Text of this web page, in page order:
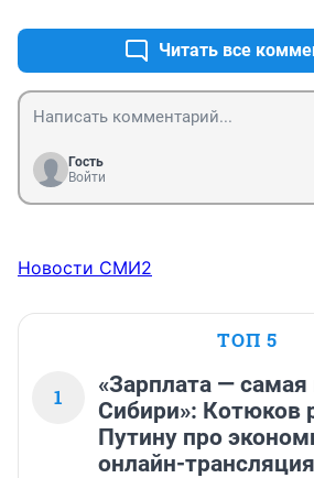
Читать все
Гость
Войти
Новости СМИ2
ТОП 5
1
«Зарплата —
Сибири»: Котюков
Путину про
онлайн-трансляция